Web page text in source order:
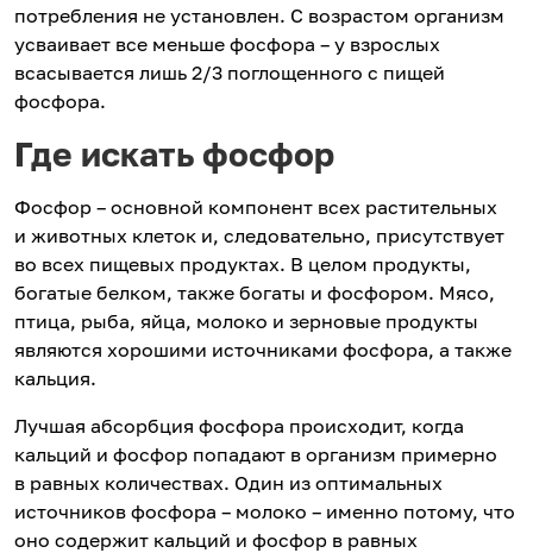
потребления не установлен. С возрастом организм
усваивает все меньше фосфора – у взрослых
всасывается лишь 2/3 поглощенного с пищей
фосфора.
Где искать фосфор
Фосфор – основной компонент всех растительных
и животных клеток и, следовательно, присутствует
во всех пищевых продуктах. В целом продукты,
богатые белком, также богаты и фосфором. Мясо,
птица, рыба, яйца, молоко и зерновые продукты
являются хорошими источниками фосфора, а также
кальция.
Лучшая абсорбция фосфора происходит, когда
кальций и фосфор попадают в организм примерно
в равных количествах. Один из оптимальных
источников фосфора – молоко – именно потому, что
оно содержит кальций и фосфор в равных